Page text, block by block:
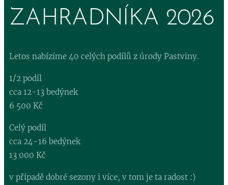
ZAHRADNÍKA 2026
Letos nabízíme 40 celých podílů z úrody Pastviny.
1/2 podíl
cca 12-13 bedýnek
6 500 Kč
Celý podíl
cca 24-16 bedýnek
13 000 Kč
v případě dobré sezony i více, v tom je ta radost :)